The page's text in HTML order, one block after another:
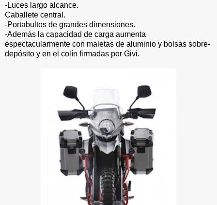
-Luces largo alcance.
Caballete central.
-Portabultos de grandes dimensiones.
-Además la capacidad de carga aumenta
espectacularmente con maletas de aluminio y bolsas sobre-
depósito y en el colín firmadas por Givi.